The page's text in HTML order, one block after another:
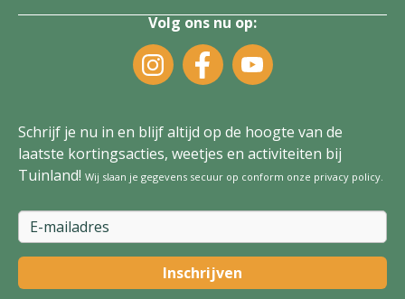
Volg ons nu op:
Schrijf je nu in en blijf altijd op de hoogte van de
laatste kortingsacties, weetjes en activiteiten bij
Tuinland! Wij slaan je gegevens secuur op conform onze privacy policy.